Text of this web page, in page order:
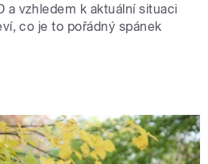
a vzhledem k aktuální situaci
co je to pořádný spánek